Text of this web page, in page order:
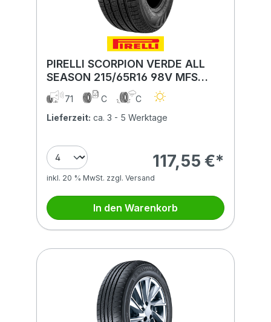
PIRELLI SCORPION VERDE ALL
SEASON 215/65R16 98V MFS
BSW
71 C
C
Lieferzeit: ca. 3 - 5 Werktage
117,55 €*
inkl. 20 % MwSt. zzgl. Versand
In den Warenkorb